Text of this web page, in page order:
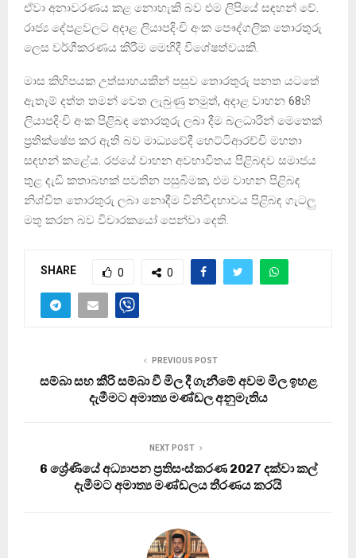
ඒවා අනාවරණය කළ නොහැකි බව එම ලිපියේ සඳහන් වේ.
රාජ්‍ය දේපළවලට අදාළ ලියාපදිංචි අංක පෞද්ගලික තොරතුරු
ලෙස වර්ගීකරණය කිරීම මෙහිදී විශේෂත්වයකි.
මාස කිහිපයක උත්සාහයකින් පසුව තොරතුරු පනත යටතේ
ඇතැම් දත්ත තමන් වෙත ලැබුණු නමුත්, අදාළ වාහන 68හි
ලියාපදිංචි අංක පිළිබඳ තොරතුරු ලබා දීම බලධාරීන් මෙතෙක්
ප්‍රතික්ෂේප කර ඇති බව මාධ්‍යවේදී හෙට්ටිආරච්චි මහතා
සඳහන් කළේය. රජයේ වාහන අවභාවිතය පිළිබඳව සමාජය
තුළ දැඩි කතාබහක් පවතින පසුබිමක, එම වාහන පිළිබඳ
නිශ්චිත තොරතුරු ලබා නොදීම විනිවිදභාවය පිළිබඳ ගැටලු
මතු කරන බව විචාරකයෝ පෙන්වා දෙති.
SHARE 0 0
PREVIOUS POST
සම්බා සහ කීරි සම්බා වී මිල දී ගැනීමේ අවම මිල ඉහළ
දැමීමට අමාත්‍ය මණ්ඩල අනුමැතිය
NEXT POST
6 ශ්‍රේණියේ අධ්‍යාපන ප්‍රතිසංස්කරණ 2027 දක්වා කල්
දැමීමට අමාත්‍ය මණ්ඩලය තීරණය කරයි